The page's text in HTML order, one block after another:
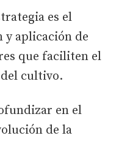
es el
y aplicación de
que faciliten el
cultivo.
en el
de la